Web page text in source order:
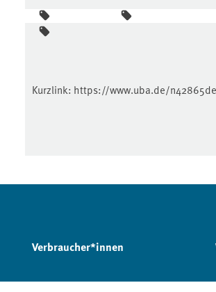
Kurzlink: https://www.uba.de/n42865de
Verbraucher*innen